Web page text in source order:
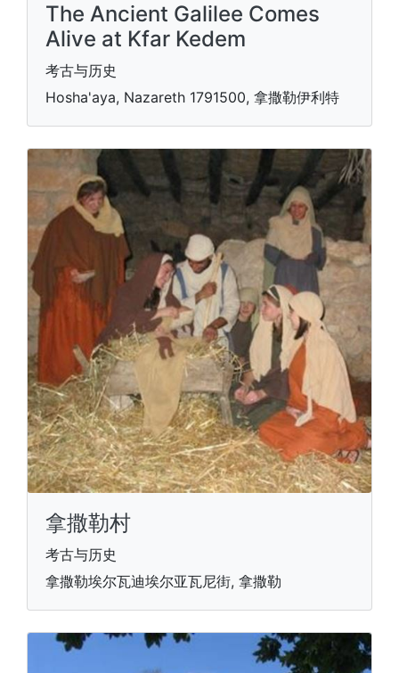
The Ancient Galilee Comes
Alive at Kfar Kedem
考古与历史
Hosha'aya, Nazareth 1791500, 拿撒勒伊利特
拿撒勒村
考古与历史
拿撒勒埃尔瓦迪埃尔亚瓦尼街, 拿撒勒